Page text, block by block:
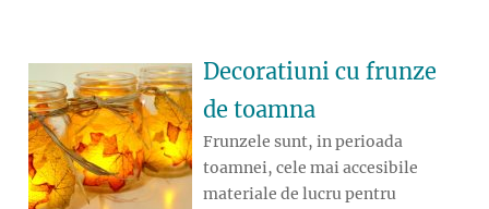
Decoratiuni cu frunze
de toamna
Frunzele sunt, in perioada
toamnei, cele mai accesibile
materiale de lucru pentru